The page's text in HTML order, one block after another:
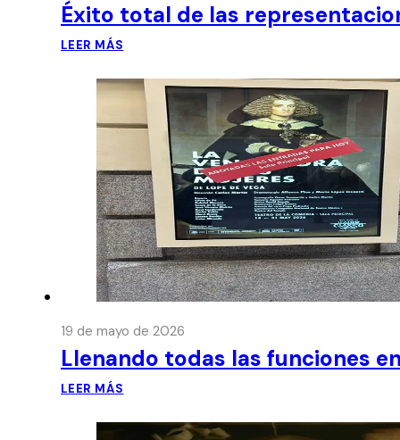
Éxito total de las
LEER MÁS
19 de mayo de 2026
Llenando todas las funciones
LEER MÁS